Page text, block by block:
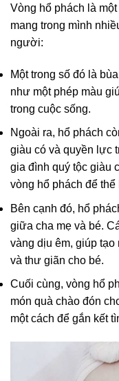
Vòng hổ phách là
mang trong mình
người:
Một trong số đó là
như một phép màu
trong cuộc sống.
Ngoài ra, hổ phách
giàu có và quyền lực
gia đình quý tộc giàu
vòng hổ phách để
Bên cạnh đó, hổ
giữa cha mẹ và bé.
vàng dịu êm, giúp tạo
và thư giãn cho bé.
Cuối cùng, vòng hổ
món quà chào đón
một cách để gắn kết